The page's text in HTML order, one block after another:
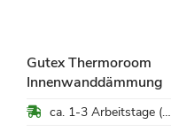
Gutex Thermoroom
Innenwanddämmung
ca. 1-3 Arbeitstage (Mo-Fr)